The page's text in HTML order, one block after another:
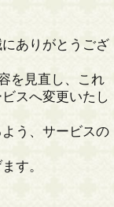
ありがとうござ
を見直し、これ
スへ変更いたし
う、サービスの
す。